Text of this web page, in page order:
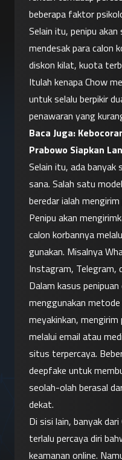
beberapa faktor
Selain itu, penipu
mendesak para calon
diskon kilat, kuota
Itulah kenapa Chow
untuk selalu berpikir
penawaran yang
Baca Juga:
Prabowo Siapkan
Selain itu, ada banyak
sana. Salah satu
beredar ialah
Penipu akan
calon korbannya
gunakan. Misalnya
Instagram, Telegram,
Dalam kasus
menggunakan
meyakinkan,
melalui email atau
situs terpercaya.
deepfake untuk
seolah-olah berasal
dekat.
Di sisi lain, banyak
terlalu percaya diri
keamanan online.